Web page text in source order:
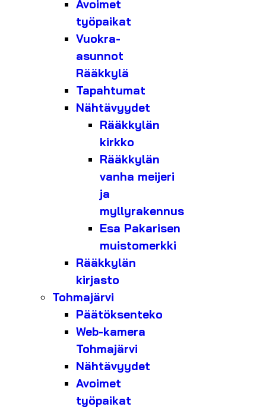
Avoimet
työpaikat
Vuokra-
asunnot
Rääkkylä
Tapahtumat
Nähtävyydet
Rääkkylän
kirkko
Rääkkylän
vanha meijeri
ja
myllyrakennus
Esa Pakarisen
muistomerkki
Rääkkylän
kirjasto
Tohmajärvi
Päätöksenteko
Web-kamera
Tohmajärvi
Nähtävyydet
Avoimet
työpaikat